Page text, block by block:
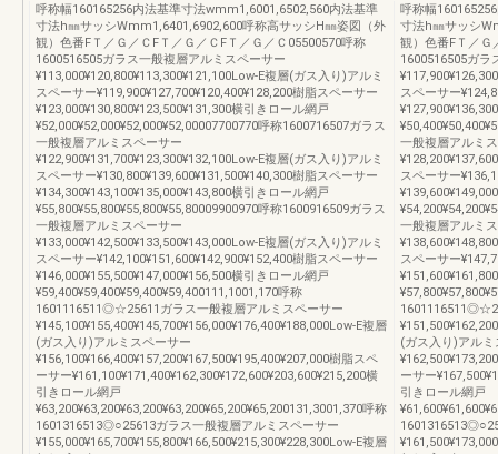
呼称幅160165256内法基準寸法wmm1,6001,6502,560内法基準
寸法h㎜サッシWmm1,6401,6902,600呼称高サッシH㎜姿図（外
観）色番FＴ／Ｇ／ＣFＴ／Ｇ／ＣFＴ／Ｇ／Ｃ05500570呼称
1600516505ガラス一般複層アルミスペーサー
¥113,000¥120,800¥113,300¥121,100Low-E複層(ガス入り)アルミ
スペーサー¥119,900¥127,700¥120,400¥128,200樹脂スペーサー
¥123,000¥130,800¥123,500¥131,300横引きロール網戸
¥52,000¥52,000¥52,000¥52,00007700770呼称1600716507ガラス
一般複層アルミスペーサー
¥122,900¥131,700¥123,300¥132,100Low-E複層(ガス入り)アルミ
スペーサー¥130,800¥139,600¥131,500¥140,300樹脂スペーサー
¥134,300¥143,100¥135,000¥143,800横引きロール網戸
¥55,800¥55,800¥55,800¥55,80009900970呼称1600916509ガラス
一般複層アルミスペーサー
¥133,000¥142,500¥133,500¥143,000Low-E複層(ガス入り)アルミ
スペーサー¥142,100¥151,600¥142,900¥152,400樹脂スペーサー
¥146,000¥155,500¥147,000¥156,500横引きロール網戸
¥59,400¥59,400¥59,400¥59,400111,1001,170呼称
1601116511◎☆25611ガラス一般複層アルミスペーサー
¥145,100¥155,400¥145,700¥156,000¥176,400¥188,000Low-E複層
(ガス入り)アルミスペーサー
¥156,100¥166,400¥157,200¥167,500¥195,400¥207,000樹脂スペ
ーサー¥161,100¥171,400¥162,300¥172,600¥203,600¥215,200横
引きロール網戸
¥63,200¥63,200¥63,200¥63,200¥65,200¥65,200131,3001,370呼称
1601316513◎○25613ガラス一般複層アルミスペーサー
¥155,000¥165,700¥155,800¥166,500¥215,300¥228,300Low-E複層
呼称幅
寸法h㎜サッシ
観）色番FＴ／Ｇ
1600516505ガラ
スペーサー
一般複層アルミ
スペーサー
一般複層アルミ
スペーサー
(ガス入り)アル
ーサー
引きロール網戸